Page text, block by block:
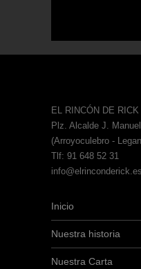
EL RINCÓN DE RICK
Plz. Alcalde J.
(Arroyoculebro -
Tlf: 91 648 52 31
info@elrinconderick.es
Inicio
Nuestra historia
Nuestra Carta